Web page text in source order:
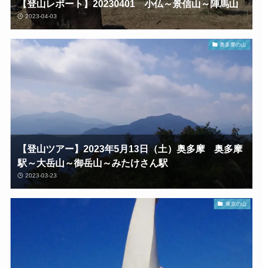
【登山レポート】20230401 小仏～景信山～陣馬山
2023-04-03
奥多摩の山
【登山ツアー】2023年5月13日（土）奥多摩 奥多摩
駅～大岳山～御岳山～みたけさん駅
2023-03-23
東京の山